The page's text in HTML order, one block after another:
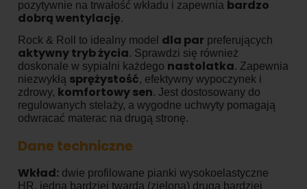
pozytywnie na trwałość wkładu i zapewnia bardzo
dobrą wentylację.
Rock & Roll to idealny model dla par preferujących
aktywny tryb życia. Sprawdzi się również
doskonale w sypialni każdego nastolatka. Zapewnia
niezwykłą sprężystość, efektywny wypoczynek i
zdrowy, komfortowy sen. Jest dostosowany do
regulowanych stelaży, a wygodne uchwyty pomagają
odwracać materac na drugą stronę.
Dane techniczne
Wkład: dwie profilowane pianki wysokoelastyczne
HR, jedna bardziej twarda (zielona) druga bardziej